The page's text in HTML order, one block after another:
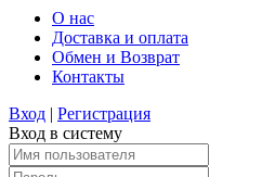
О нас
Доставка и оплата
Обмен и Возврат
Контакты
Вход | Регистрация
Вход в систему